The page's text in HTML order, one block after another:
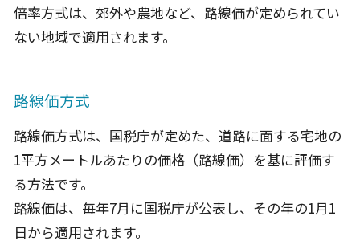
倍率方式は、郊外や農地など、路線価が定められてい
ない地域で適用されます。
路線価方式
路線価方式は、国税庁が定めた、道路に面する宅地の
1平方メートルあたりの価格（路線価）を基に評価す
る方法です。
路線価は、毎年7月に国税庁が公表し、その年の1月1
日から適用されます。